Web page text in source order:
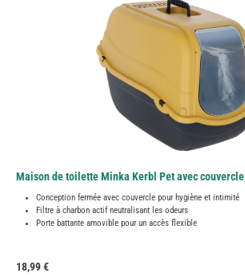
Maison de toilette Minka Kerbl Pet avec
Conception fermée avec couvercle pour hygiène et intimité
Filtre à charbon actif neutralisant les odeurs
Porte battante amovible pour un accès flexible
Prix régulier :
18,99 €